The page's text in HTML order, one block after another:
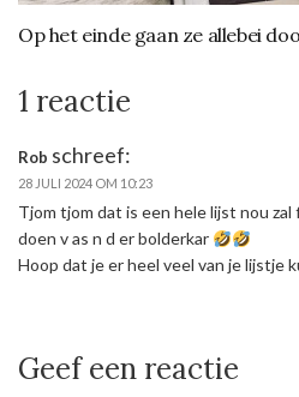
Op het einde gaan ze allebei
1 reactie
Rob schreef:
28 JULI 2024 OM 10:23
Tjom tjom dat is een hele lijst nou
doen v as n d er bolderkar
Hoop dat je er heel veel van je lijstje
Geef een reactie